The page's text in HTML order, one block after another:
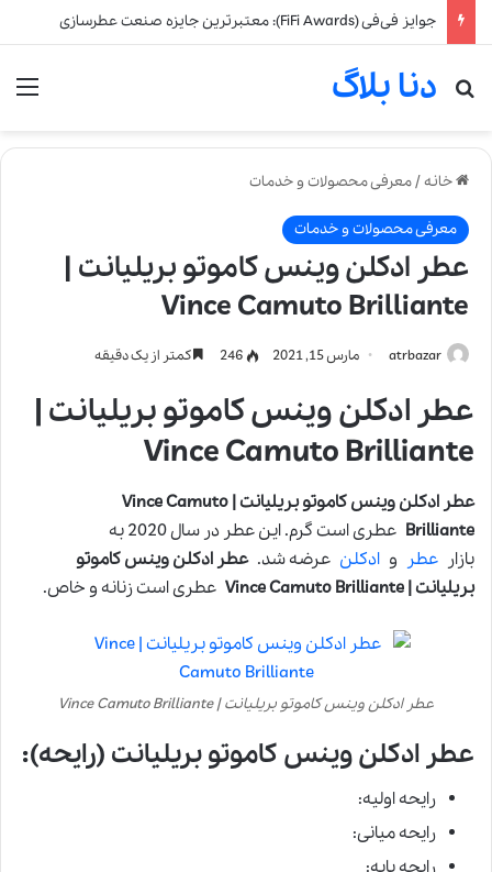
جوایز فی‌فی (FiFi Awards): معتبرترین جایزه صنعت عطرسازی
دنا بلاگ
جستجو برای
خانه/معرفی محصولات و خدمات
معرفی محصولات و خدمات
عطر ادکلن وینس کاموتو بریلیانت |
Vince Camuto Brilliante
atrbazar مارس 15, 2021 246 کمتر از یک دقیقه
عطر ادکلن وینس کاموتو بریلیانت |
Vince Camuto Brilliante
عطر ادکلن وینس کاموتو بریلیانت | Vince Camuto
Brilliante
عطری است گرم. این عطر در سال 2020 به
بازار عطر و ادکلن عرضه شد.عطر ادکلن وینس کاموتو
بریلیانت | Vince Camuto Brilliante
عطری است زنانه و خاص.
عطر ادکلن وینس کاموتو بریلیانت | Vince Camuto Brilliante
عطر ادکلن وینس کاموتو بریلیانت (رایحه):
رایحه اولیه:
رایحه میانی: